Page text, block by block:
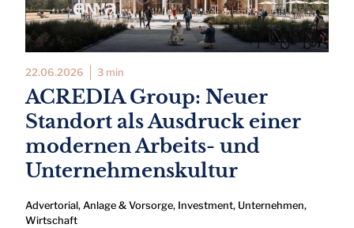
22.06.2026 3 min
ACREDIA Group: Neuer
Standort als Ausdruck einer
modernen Arbeits- und
Unternehmenskultur
Advertorial, Anlage & Vorsorge, Investment, Unternehmen,
Wirtschaft